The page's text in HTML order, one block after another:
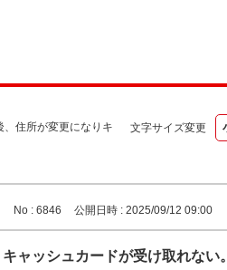
文字サイズ変更
、住所が変更になりキ
No : 6846 公開日時 : 2025/09/12 09:00
ャッシュカードが受け取れない。